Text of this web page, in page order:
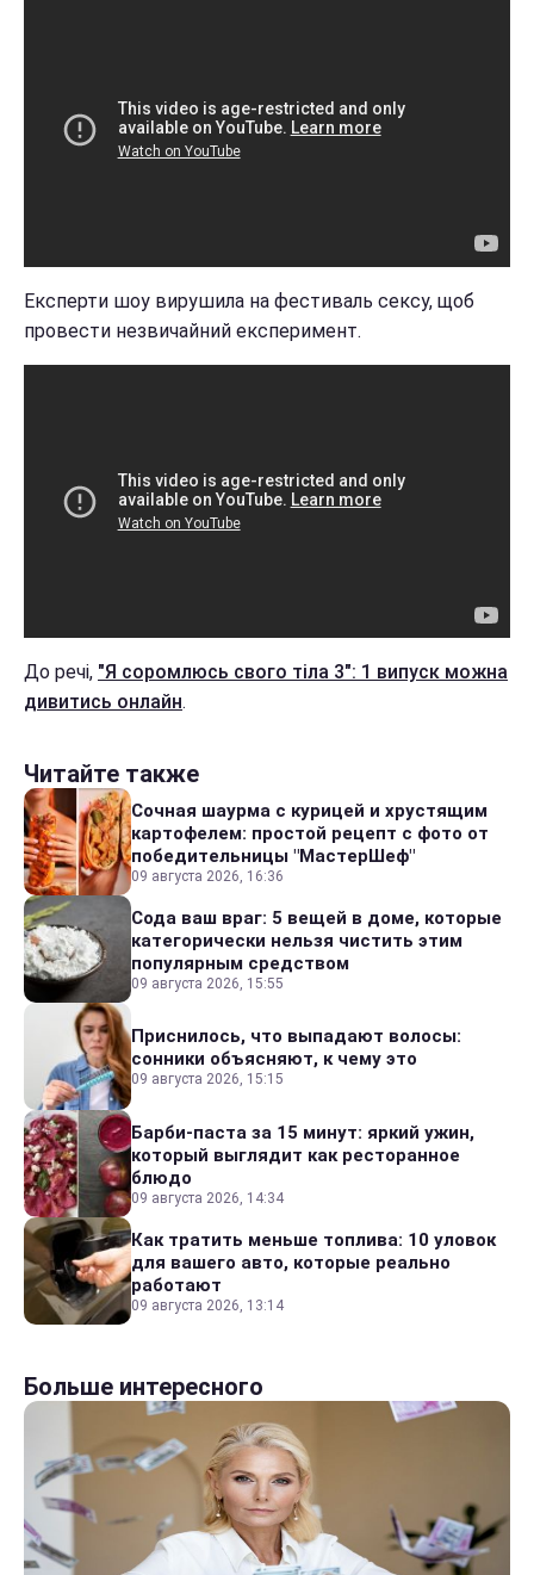
Експерти шоу вирушила на фестиваль сексу, щоб
провести незвичайний експеримент.
До речі, "Я соромлюсь свого тіла 3": 1 випуск можна
дивитись онлайн.
Читайте также
Сочная шаурма с курицей и хрустящим
картофелем: простой рецепт с фото от
победительницы "МастерШеф"
09 августа 2026, 16:36
Сода ваш враг: 5 вещей в доме, которые
категорически нельзя чистить этим
популярным средством
09 августа 2026, 15:55
Приснилось, что выпадают волосы:
сонники объясняют, к чему это
09 августа 2026, 15:15
Барби-паста за 15 минут: яркий ужин,
который выглядит как ресторанное
блюдо
09 августа 2026, 14:34
Как тратить меньше топлива: 10 уловок
для вашего авто, которые реально
работают
09 августа 2026, 13:14
Больше интересного